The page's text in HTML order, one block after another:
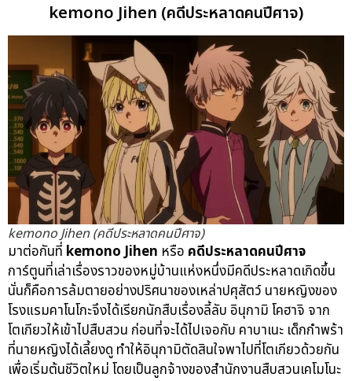
kemono Jihen (คดีประหลาดคนปีศาจ)
kemono Jihen (คดีประหลาดคนปีศาจ)
มาต่อกันที่ kemono Jihen หรือ คดีประหลาดคนปีศาจ
การ์ตูนที่เล่าเรื่องราวของหมู่บ้านแห่งหนึ่งมีคดีประหลาดเกิดขึ้น
นั่นก็คือการล้มตายอย่างปริศนาของเหล่าปศุสัตว์ นายหญิงของ
โรงแรมคาโนโกะจึงได้เรียกนักสืบเรื่องลี้ลับ อินุกามิ โคฮาจิ จาก
โตเกียวให้เข้าไปสืบสวน ก่อนที่จะได้ไปเจอกับ คาบาเนะ เด็กกำพร้า
ที่นายหญิงได้เลี้ยงดู ทำให้อินุกามิตัดสินใจพาไปที่โตเกียวด้วยกัน
เพื่อเริ่มต้นชีวิตใหม่ โดยเป็นลูกจ้างของสำนักงานสืบสวนเคโมโนะ